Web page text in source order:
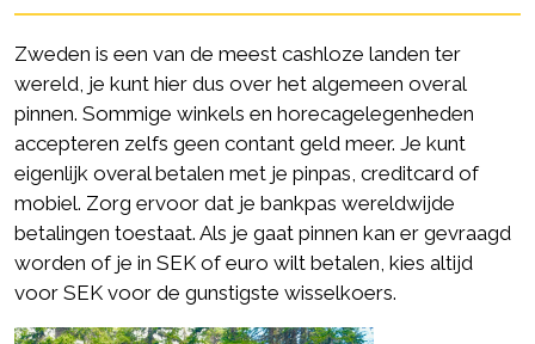
Zweden is een van de meest cashloze landen ter
wereld, je kunt hier dus over het algemeen overal
pinnen. Sommige winkels en horecagelegenheden
accepteren zelfs geen contant geld meer. Je kunt
eigenlijk overal betalen met je pinpas, creditcard of
mobiel. Zorg ervoor dat je bankpas wereldwijde
betalingen toestaat. Als je gaat pinnen kan er gevraagd
worden of je in SEK of euro wilt betalen, kies altijd
voor SEK voor de gunstigste wisselkoers.